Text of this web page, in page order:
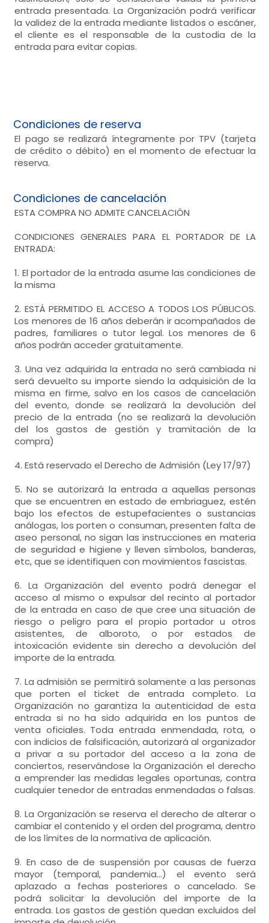
entrada presentada. La Organización podrá verificar
la validez de la entrada mediante listados o escáner,
el cliente es el responsable de la custodia de la
entrada para evitar copias.
Condiciones de reserva
El pago se realizará íntegramente por TPV (tarjeta
de crédito o débito) en el momento de efectuar la
reserva.
Condiciones de cancelación
ESTA COMPRA NO ADMITE CANCELACIÓN
CONDICIONES GENERALES PARA EL PORTADOR DE LA
ENTRADA:
1. El portador de la entrada asume las condiciones de
la misma
2. ESTÁ PERMITIDO EL ACCESO A TODOS LOS PÚBLICOS.
Los menores de 16 años deberán ir acompañados de
padres, familiares o tutor legal. Los menores de 6
años podrán acceder gratuitamente.
3. Una vez adquirida la entrada no será cambiada ni
será devuelto su importe siendo la adquisición de la
misma en firme, salvo en los casos de cancelación
del evento, donde se realizará la devolución del
precio de la entrada (no se realizará la devolución
del los gastos de gestión y tramitación de la
compra)
4. Está reservado el Derecho de Admisión (Ley 17/97)
5. No se autorizará la entrada a aquellas personas
que se encuentren en estado de embriaguez, estén
bajo los efectos de estupefacientes o sustancias
análogas, los porten o consuman, presenten falta de
aseo personal, no sigan las instrucciones en materia
de seguridad e higiene y lleven símbolos, banderas,
etc, que se identifiquen con movimientos fascistas.
6. La Organización del evento podrá denegar el
acceso al mismo o expulsar del recinto al portador
de la entrada en caso de que cree una situación de
riesgo o peligro para el propio portador u otros
asistentes, de alboroto, o por estados de
intoxicación evidente sin derecho a devolución del
importe de la entrada.
7. La admisión se permitirá solamente a las personas
que porten el ticket de entrada completo. La
Organización no garantiza la autenticidad de esta
entrada si no ha sido adquirida en los puntos de
venta oficiales. Toda entrada enmendada, rota, o
con indicios de falsificación, autorizará al organizador
a privar a su portador del acceso a la zona de
conciertos, reservándose la Organización el derecho
a emprender las medidas legales oportunas, contra
cualquier tenedor de entradas enmendadas o falsas.
8. La Organización se reserva el derecho de alterar o
cambiar el contenido y el orden del programa, dentro
de los límites de la normativa de aplicación.
9. En caso de de suspensión por causas de fuerza
mayor (temporal, pandemia…) el evento será
aplazado a fechas posteriores o cancelado. Se
podrá solicitar la devolución del importe de la
entrada. Los gastos de gestión quedan excluidos del